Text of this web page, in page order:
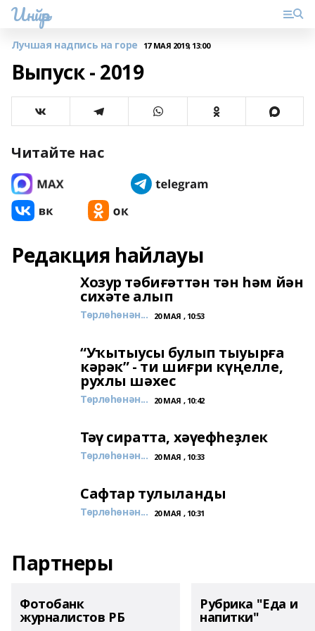
Инйәр
Лучшая надпись на горе 17 МАЯ 2019, 13:00
Выпуск - 2019
Читайте нас
Редакция һайлауы
Хозур тәбиғәттән тән һәм йән
сихәте алып
Төрлөһөнән... 20 МАЯ , 10:53
“Уҡытыусы булып тыуырға
кәрәк” - ти шиғри күңелле,
рухлы шәхес
Төрлөһөнән... 20 МАЯ , 10:42
Тәү сиратта, хәүефһеҙлек
Төрлөһөнән... 20 МАЯ , 10:33
Сафтар тулыланды
Төрлөһөнән... 20 МАЯ , 10:31
Партнеры
Фотобанк
журналистов РБ
Рубрика "Еда и
напитки"